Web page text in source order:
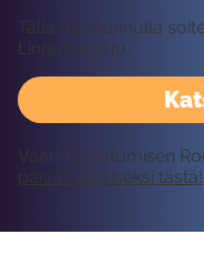
Tällä oppitunnulla
Linnuton puu.
Vaatii kirjautumisen
päivää ilmaiseksi tästä!